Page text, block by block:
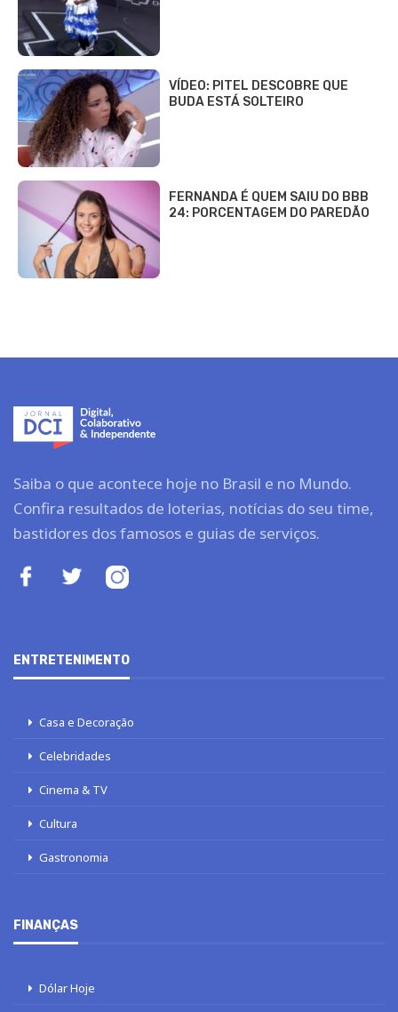
VÍDEO: PITEL DESCOBRE QUE
BUDA ESTÁ SOLTEIRO
FERNANDA É QUEM SAIU DO BBB
24: PORCENTAGEM DO PAREDÃO
Saiba o que acontece hoje no Brasil e no Mundo.
Confira resultados de loterias, notícias do seu time,
bastidores dos famosos e guias de serviços.
ENTRETENIMENTO
Casa e Decoração
Celebridades
Cinema & TV
Cultura
Gastronomia
FINANÇAS
Dólar Hoje